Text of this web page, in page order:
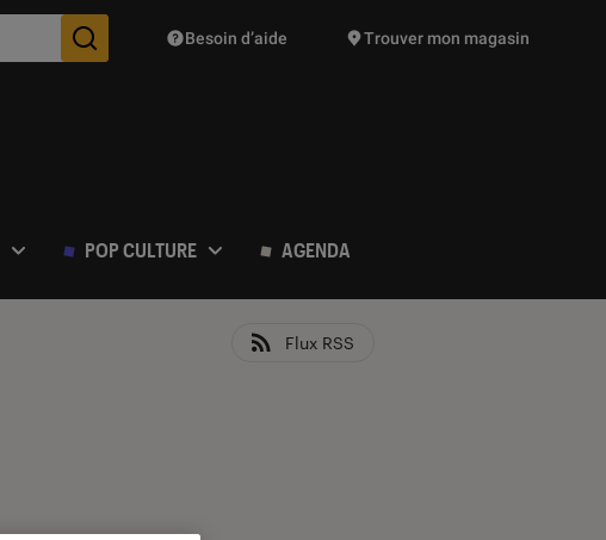
Des suggestions de produits vont vous être proposées
Besoin d’aide Trouver mon magasin
POP CULTURE AGENDA
Flux RSS